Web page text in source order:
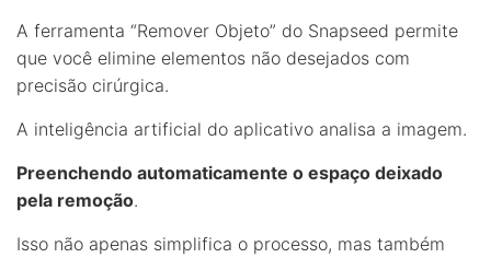
A ferramenta “Remover Objeto” do Snapseed permite
que você elimine elementos não desejados com
precisão cirúrgica.
A inteligência artificial do aplicativo analisa a imagem.
Preenchendo automaticamente o espaço deixado
pela remoção.
Isso não apenas simplifica o processo, mas também